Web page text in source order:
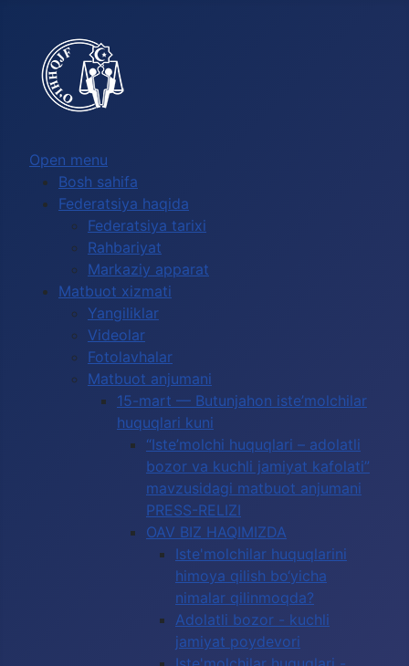
Open menu
Bosh sahifa
Federatsiya haqida
Federatsiya tarixi
Rahbariyat
Markaziy apparat
Matbuot xizmati
Yangiliklar
Videolar
Fotolavhalar
Matbuot anjumani
15-mart — Butunjahon iste’molchilar
huquqlari kuni
“Iste’molchi huquqlari – adolatli
bozor va kuchli jamiyat kafolati”
mavzusidagi matbuot anjumani
PRESS-RELIZI
OAV BIZ HAQIMIZDA
Iste'molchilar huquqlarini
himoya qilish bo‘yicha
nimalar qilinmoqda?
Adolatli bozor - kuchli
jamiyat poydevori